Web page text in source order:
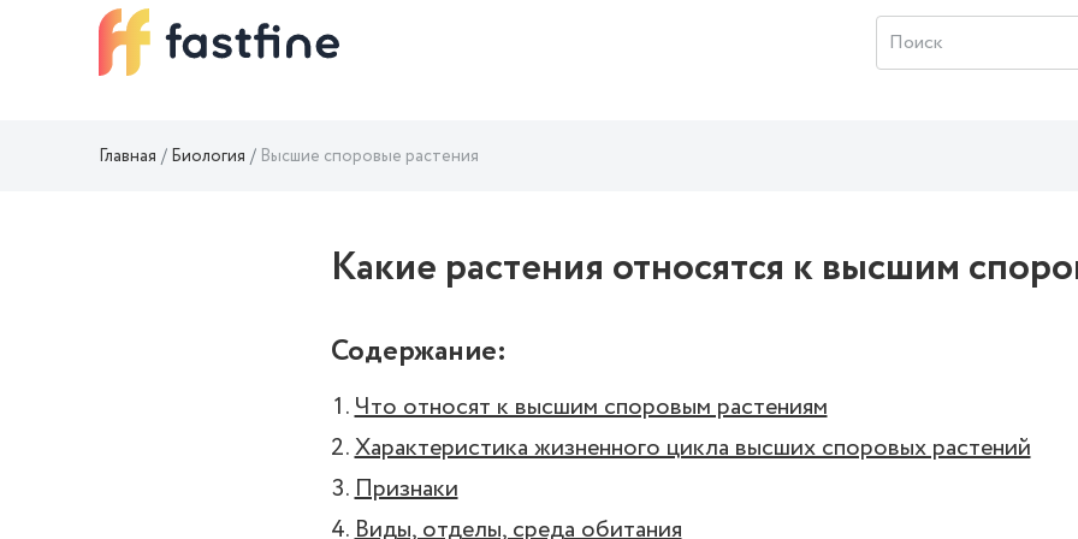
Главная Биология Высшие споровые растения
Какие растения относятся к высшим
Содержание:
Что относят к высшим споровым растениям
Характеристика жизненного цикла высших споровых растений
Признаки
Виды, отделы, среда обитания